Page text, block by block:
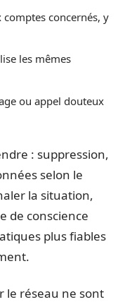
concernés, y
les mêmes
ou appel douteux
: suppression,
selon le
la situation,
de conscience
plus fiables
le réseau ne sont